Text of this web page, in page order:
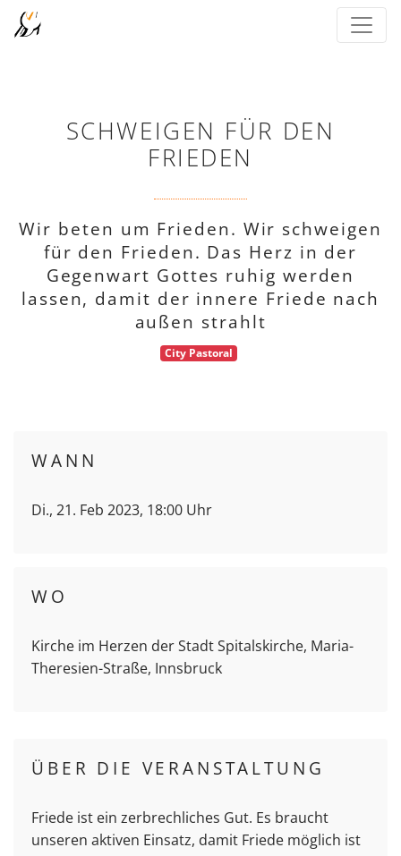
SCHWEIGEN FÜR DEN
FRIEDEN
Wir beten um Frieden. Wir schweigen
für den Frieden. Das Herz in der
Gegenwart Gottes ruhig werden
lassen, damit der innere Friede nach
außen strahlt
City Pastoral
WANN
Di., 21. Feb 2023, 18:00 Uhr
WO
Kirche im Herzen der Stadt Spitalskirche, Maria-
Theresien-Straße, Innsbruck
ÜBER DIE VERANSTALTUNG
Friede ist ein zerbrechliches Gut. Es braucht
unseren aktiven Einsatz, damit Friede möglich ist